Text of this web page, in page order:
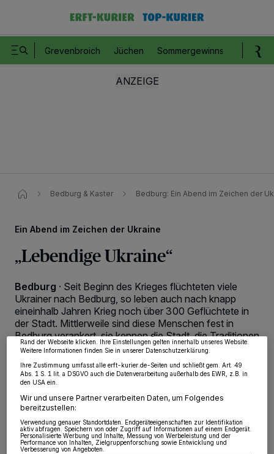
Grevenbroich Jüchen Sommergewinnspiel
Bedburg & Kaster Bedburg: Ein Abend im Zeichen der
Ein Abend im Zeichen der Ukraine
„Lebendige Ukraine“
Bedburg · Seit Beginn des Krieges flüchteten viele
Ukrainer nach Bedburg, so leben auch nach knapp
eineinhalb Jahren Krieg noch über 300 Geflüchtete in
der Stadt. Mittlerweile sind diese Menschen fest in
Bedburg verankert, sie kennen die Stadt, die Traditionen
und Besonderheiten. Die kostenlose Veranstaltung
„Lebendige Ukraine“ im Bedburger Schloss soll den
Gästen am 15. August ab 18 Uhr nun die ukrainische
Geschichte und Kultur näherbringen.
05.08.2023 , 12:50 Uhr Eine Minute Lesezeit
wie Browserdaten oder eindeutige Kennungen auf Ihrem Gerät zu. Durch Auswahl
von OK aktivieren Sie Tracking-Technologien für die unter „Wir und unsere
Partner verarbeiten Daten, um Ihnen Dienste bereitzustellen“ aufgeführten
Zwecke. Wenn Tracker deaktiviert sind, sind manche Inhalte und Anzeigen
möglicherweise nicht mehr so relevant für Sie. Sie können dieses Menü jederzeit
wieder aufrufen, um Ihre Einstellungen zu ändern oder Ihre Einwilligung zu
widerrufen, indem Sie auf den Link Einstellungen oder Ablehnen am unteren
Rand der Webseite klicken. Ihre Einstellungen gelten innerhalb unseres Website.
Weitere Informationen finden Sie in unserer Datenschutzerklärung.
Ihre Zustimmung umfasst alle erft-kurier.de-Seiten und schließt gem. Art. 49
Abs. 1 S. 1 lit. a DSGVO auch die Datenverarbeitung außerhalb des EWR, z.B. in
den USA ein.
Wir und unsere Partner verarbeiten Daten, um Folgendes
bereitzustellen:
Verwendung genauer Standortdaten. Endgeräteeigenschaften zur Identifikation
aktiv abfragen. Speichern von oder Zugriff auf Informationen auf einem Endgerät.
Personalisierte Werbung und Inhalte, Messung von Werbeleistung und der
Performance von Inhalten, Zielgruppenforschung sowie Entwicklung und
Verbesserung von Angeboten.